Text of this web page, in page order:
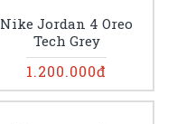
Nike Jordan 4 Oreo
Tech Grey
1.200.000đ